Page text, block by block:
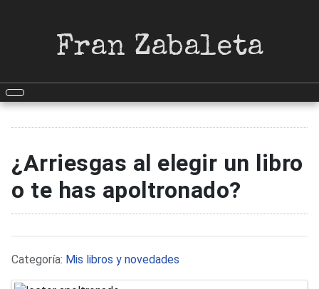
Fran Zabaleta
¿Arriesgas al elegir un libro
o te has apoltronado?
Detalles
Categoría: Mis libros y novedades